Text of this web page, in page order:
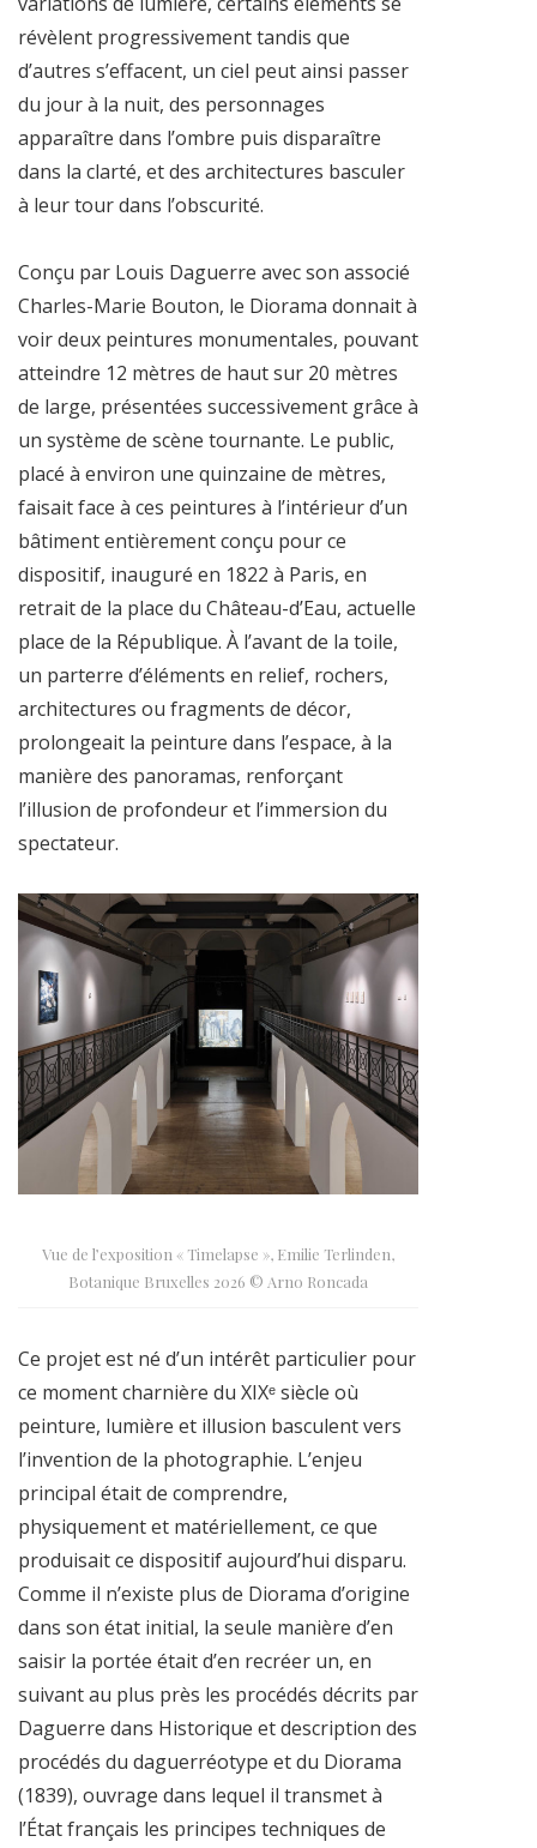
révèlent progressivement tandis que
d’autres s’effacent, un ciel peut ainsi passer
du jour à la nuit, des personnages
apparaître dans l’ombre puis disparaître
dans la clarté, et des architectures basculer
à leur tour dans l’obscurité.
Conçu par Louis Daguerre avec son associé
Charles-Marie Bouton, le Diorama donnait à
voir deux peintures monumentales, pouvant
atteindre 12 mètres de haut sur 20 mètres
de large, présentées successivement grâce à
un système de scène tournante. Le public,
placé à environ une quinzaine de mètres,
faisait face à ces peintures à l’intérieur d’un
bâtiment entièrement conçu pour ce
dispositif, inauguré en 1822 à Paris, en
retrait de la place du Château-d’Eau, actuelle
place de la République. À l’avant de la toile,
un parterre d’éléments en relief, rochers,
architectures ou fragments de décor,
prolongeait la peinture dans l’espace, à la
manière des panoramas, renforçant
l’illusion de profondeur et l’immersion du
spectateur.
Vue de l’exposition « Timelapse », Emilie Terlinden,
Botanique Bruxelles 2026 © Arno Roncada
Ce projet est né d’un intérêt particulier pour
ce moment charnière du XIXᵉ siècle où
peinture, lumière et illusion basculent vers
l’invention de la photographie. L’enjeu
principal était de comprendre,
physiquement et matériellement, ce que
produisait ce dispositif aujourd’hui disparu.
Comme il n’existe plus de Diorama d’origine
dans son état initial, la seule manière d’en
saisir la portée était d’en recréer un, en
suivant au plus près les procédés décrits par
Daguerre dans Historique et description des
procédés du daguerréotype et du Diorama
(1839), ouvrage dans lequel il transmet à
l’État français les principes techniques de